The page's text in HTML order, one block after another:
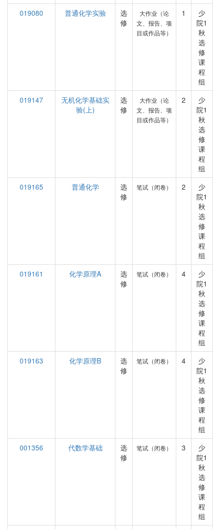
019080
普通化学实验
选
修
大作业（论
文、报告、项
目或作品等）
1
少
院1
秋
选
修
课
程
组
019147
无机化学基础实
验(上)
选
修
大作业（论
文、报告、项
目或作品等）
2
少
院1
秋
选
修
课
程
组
019165
普通化学
选
修
笔试（闭卷） 2
少
院1
秋
选
修
课
程
组
019161
化学原理A
选
修
笔试（闭卷） 4
少
院1
秋
选
修
课
程
组
019163
化学原理B
选
修
笔试（闭卷） 4
少
院1
秋
选
修
课
程
组
001356
代数学基础
选
修
笔试（闭卷） 3
少
院1
秋
选
修
课
程
组